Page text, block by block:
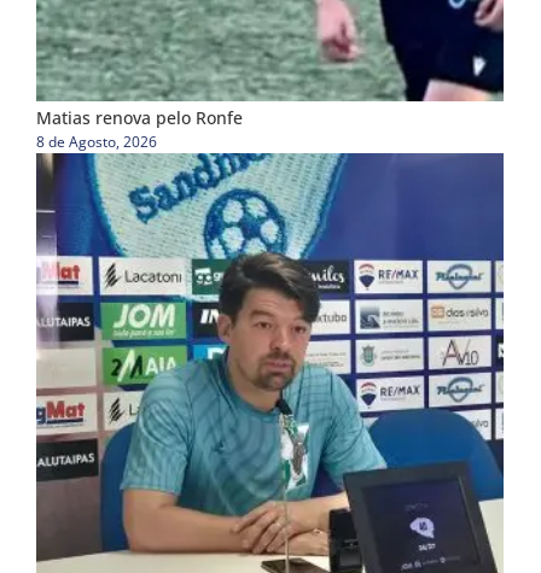
Matias renova pelo Ronfe
8 de Agosto, 2026